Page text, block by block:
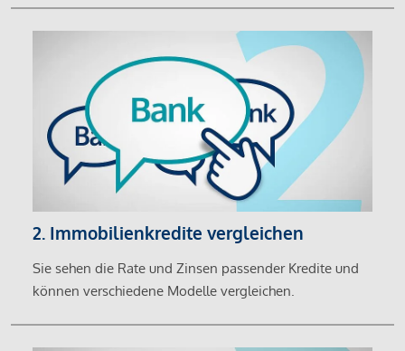
2. Immobilienkredite vergleichen
Sie sehen die Rate und Zinsen passender Kredite und
können verschiedene Modelle vergleichen.